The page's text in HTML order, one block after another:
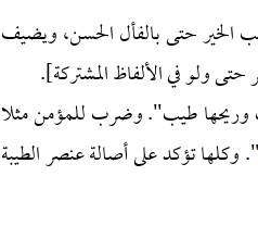
الخير حتى بالفأل الحسن، ويضيف
ولو في الألفاظ المشتركة].
وريحها طيب". وضرب للمؤمن مثلا
". وكلها تؤكد على أصالة عنصر الطيبة